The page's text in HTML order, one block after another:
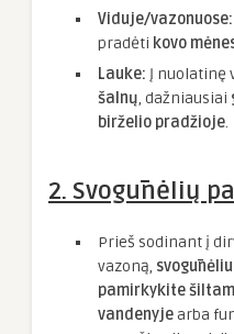
Viduje/vazonuose:
pradėti kovo
Lauke: Į nuolatinę
šalnų, dažniausiai
birželio pradžioje.
2. Svogūnėlių
Prieš sodinant į
vazoną,
pamirkykite
vandenyjearba